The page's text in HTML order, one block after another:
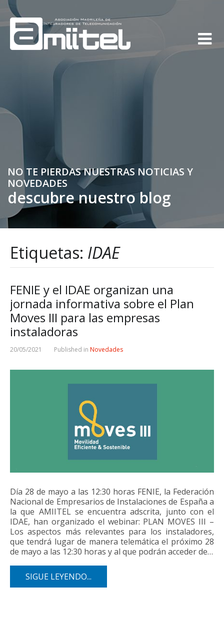
NO TE PIERDAS NUESTRAS NOTICIAS Y
NOVEDADES
descubre nuestro blog
Etiquetas: IDAE
FENIE y el IDAE organizan una
jornada informativa sobre el Plan
Moves III para las empresas
instaladoras
20/05/2021 Published in Novedades
Día 28 de mayo a las 12:30 horas FENIE, la Federación
Nacional de Empresarios de Instalaciones de España a
la que AMIITEL se encuentra adscrita, junto con el
IDAE, han organizado el webinar: PLAN MOVES III –
Los aspectos más relevantes para los instaladores,
que tendrá lugar de manera telemática el próximo 28
de mayo a las 12:30 horas y al que podrán acceder de…
SIGUE LEYENDO...